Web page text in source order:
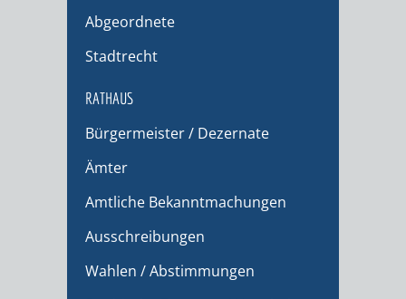
Abgeordnete
Stadtrecht
RATHAUS
Bürgermeister / Dezernate
Ämter
Amtliche Bekanntmachungen
Ausschreibungen
Wahlen / Abstimmungen